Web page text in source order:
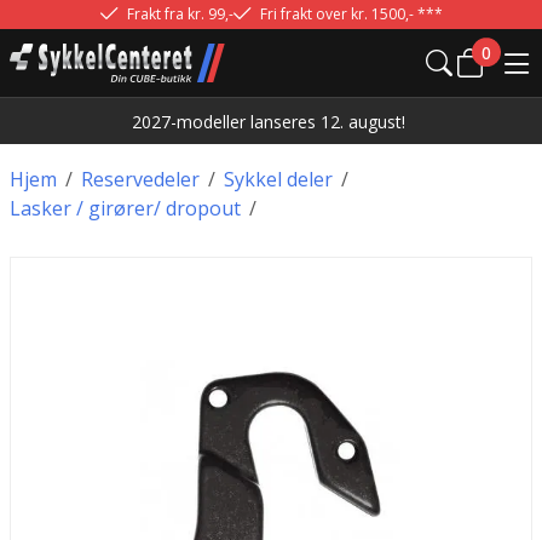
Frakt fra kr. 99,- Fri frakt over kr. 1500,- ***
0
2027-modeller lanseres 12. august!
/
Hjem /
Reservedeler /
Sykkel deler
/
Lasker / girører/ dropout